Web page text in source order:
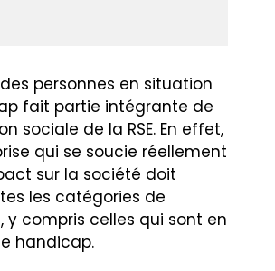
des personnes en situation
fait partie intégrante de
sociale de la RSE. En effet,
qui se soucie réellement
sur la société doit
les catégories de
y compris celles qui sont en
handicap.